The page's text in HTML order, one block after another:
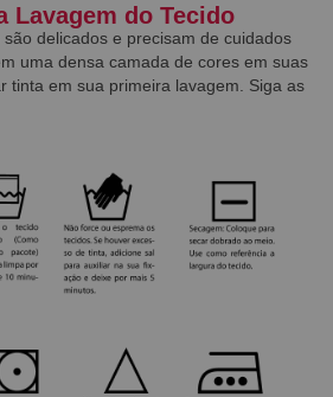
Lavagem do Tecido
são delicados e precisam de cuidados
uma densa camada de cores em suas
tinta em sua primeira lavagem. Siga as